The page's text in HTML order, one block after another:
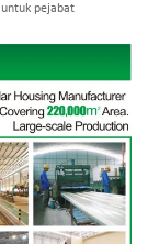
pejabat